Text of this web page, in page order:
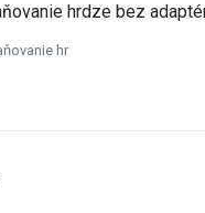
hrdze bez
hr